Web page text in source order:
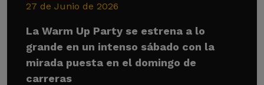
27 de Junio de 2026
La Warm Up Party se estrena a lo
grande en un intenso sábado con la
mirada puesta en el domingo de
carreras